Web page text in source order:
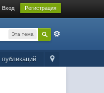
Вход Регистрация
Эта тема